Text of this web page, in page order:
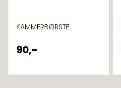
KAMMERBØRSTE
90,-